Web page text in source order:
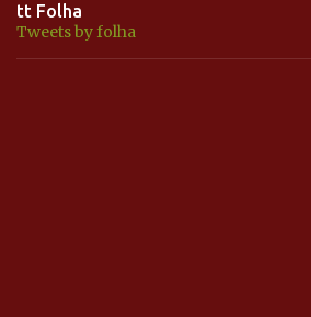
tt Folha
Tweets by folha